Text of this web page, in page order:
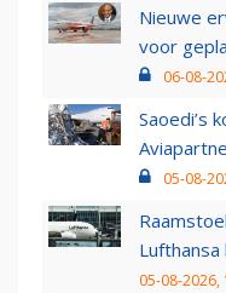
Nieuwe
voor
06-08-
Saoedi’s
05-08-
05-08-2026,